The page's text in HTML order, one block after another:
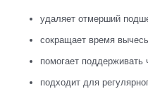
удаляет отмерший
сокращает время
помогает поддерживать
подходит для